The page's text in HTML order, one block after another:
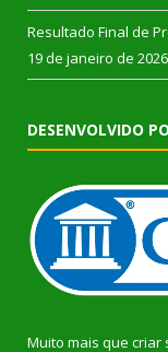
Resultado Final de
19 de janeiro de 2026
DESENVOLVIDO
Muito mais que criar